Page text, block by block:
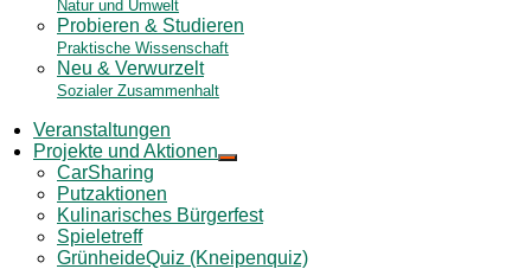
Natur und Umwelt
Probieren & Studieren
Praktische Wissenschaft
Neu & Verwurzelt
Sozialer Zusammenhalt
Veranstaltungen
Projekte und Aktionen
CarSharing
Putzaktionen
Kulinarisches Bürgerfest
Spieletreff
GrünheideQuiz (Kneipenquiz)